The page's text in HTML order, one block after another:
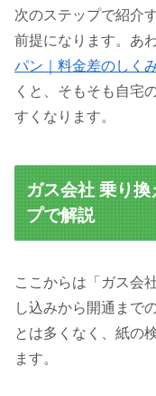
次のステップで紹介
前提になります。あ
パン｜料金差のしく
くと、そもそも自宅
すくなります。
ガス会社 乗り
プで解説
ここからは「ガス会
し込みから開通まで
とは多くなく、紙の
ます。